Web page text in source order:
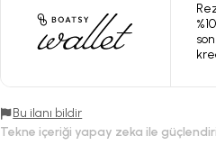
Bu ilanı bildir
Tekne içeriği yapay zeka ile